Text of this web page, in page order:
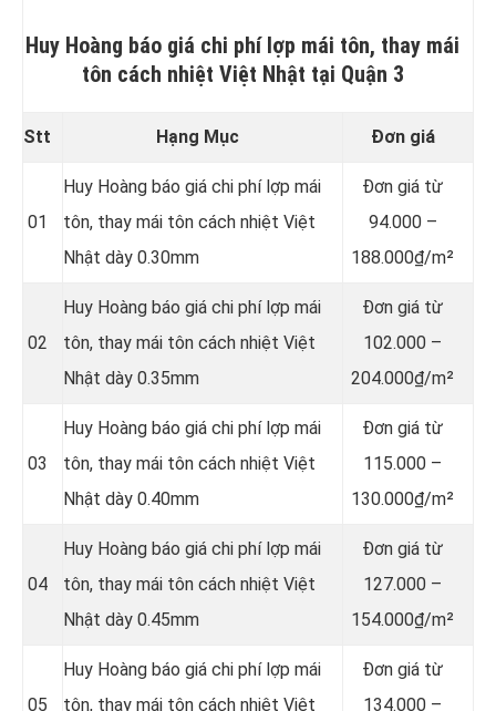
Huy Hoàng báo giá chi phí lợp mái tôn, thay mái
tôn cách nhiệt Việt Nhật tại Quận 3
Stt Hạng Mục Đơn giá
01
Huy Hoàng báo giá chi phí lợp mái
tôn, thay mái tôn cách nhiệt Việt
Nhật dày 0.30mm
Đơn giá từ
94.000 –
188.000₫/m²
02
Huy Hoàng báo giá chi phí lợp mái
tôn, thay mái tôn cách nhiệt Việt
Nhật dày 0.35mm
Đơn giá từ
102.000 –
204.000₫/m²
03
Huy Hoàng báo giá chi phí lợp mái
tôn, thay mái tôn cách nhiệt Việt
Nhật dày 0.40mm
Đơn giá từ
115.000 –
130.000₫/m²
04
Huy Hoàng báo giá chi phí lợp mái
tôn, thay mái tôn cách nhiệt Việt
Nhật dày 0.45mm
Đơn giá từ
127.000 –
154.000₫/m²
05
Huy Hoàng báo giá chi phí lợp mái
tôn, thay mái tôn cách nhiệt Việt
Đơn giá từ
134.000 –